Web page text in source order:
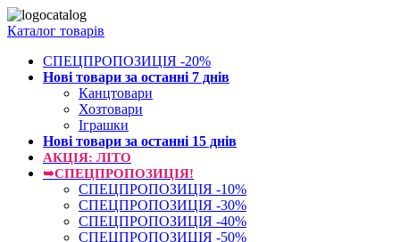
Каталог товарів
СПЕЦПРОПОЗИЦІЯ -20%
Нові товари за останнi 7 днiв
Канцтовари
Хозтовари
Іграшки
Нові товари за останнi 15 днiв
АКЦІЯ: ЛІТО
➥СПЕЦПРОПОЗИЦІЯ!
СПЕЦПРОПОЗИЦІЯ -10%
СПЕЦПРОПОЗИЦІЯ -30%
СПЕЦПРОПОЗИЦІЯ -40%
СПЕЦПРОПОЗИЦІЯ -50%